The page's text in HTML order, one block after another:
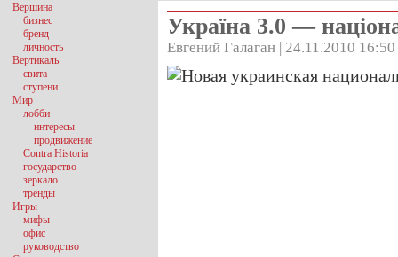
Україна 3.0 —
Евгений Галаган | 24.11.2010 16:50
Вершина
бизнес
бренд
личность
Вертикаль
свита
ступени
Мир
лобби
интересы
продвижение
Contra Historia
государство
зеркало
тренды
Игры
мифы
офис
руководство